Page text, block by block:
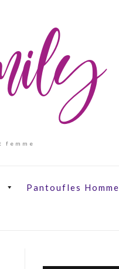
femme
Pantoufles Homme